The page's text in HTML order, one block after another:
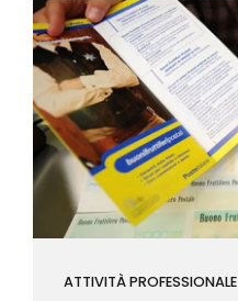
ATTIVITÀ PROFESSIONALE